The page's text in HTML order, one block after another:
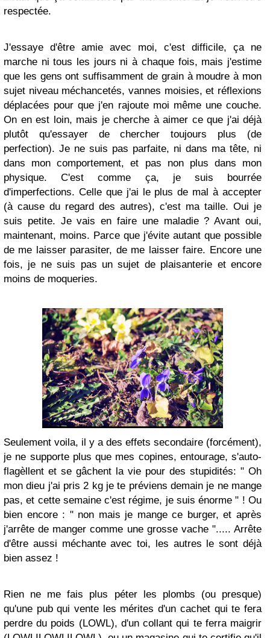
respectée.
J'essaye d'être amie avec moi, c'est difficile, ça ne
marche ni tous les jours ni à chaque fois, mais j'estime
que les gens ont suffisamment de grain à moudre à mon
sujet niveau méchancetés, vannes moisies, et réflexions
déplacées pour que j'en rajoute moi même une couche.
On en est loin, mais je cherche à aimer ce que j'ai déjà
plutôt qu'essayer de chercher toujours plus (de
perfection). Je ne suis pas parfaite, ni dans ma tête, ni
dans mon comportement, et pas non plus dans mon
physique. C'est comme ça, je suis bourrée
d'imperfections. Celle que j'ai le plus de mal à accepter
(à cause du regard des autres), c'est ma taille. Oui je
suis petite. Je vais en faire une maladie ? Avant oui,
maintenant, moins. Parce que j'évite autant que possible
de me laisser parasiter, de me laisser faire. Encore une
fois, je ne suis pas un sujet de plaisanterie et encore
moins de moqueries.
Seulement voila, il y a des effets secondaire (forcément),
je ne supporte plus que mes copines, entourage, s'auto-
flagèllent et se gâchent la vie pour des stupidités: " Oh
mon dieu j'ai pris 2 kg je te préviens demain je ne mange
pas, et cette semaine c'est régime, je suis énorme " ! Ou
bien encore : " non mais je mange ce burger, et après
j'arrête de manger comme une grosse vache "..... Arrête
d'être aussi méchante avec toi, les autres le sont déjà
bien assez !
Rien ne me fais plus péter les plombs (ou presque)
qu'une pub qui vente les mérites d'un cachet qui te fera
perdre du poids (LOWL), d'un collant qui te ferra maigrir